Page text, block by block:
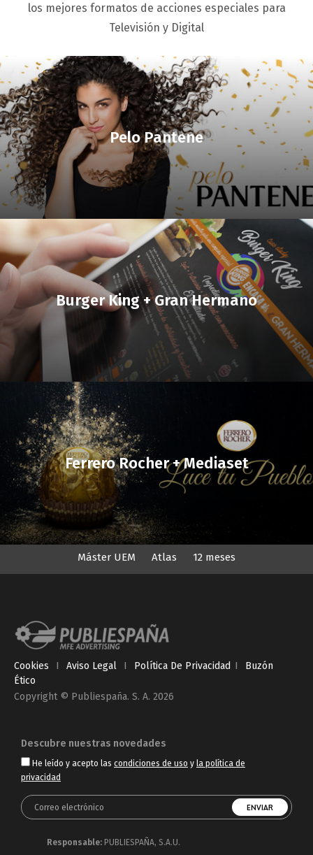
los mejores formatos de acciones especiales para
Televisión y Digital
Pelo Pantene
Burger King + Gran Hermano
Ferrero Rocher + Mediaset
Máster UEM Atlas 12 meses
Cookies I Aviso Legal I Política De Privacidad I
Buzón
Ético
Copyright © Publiespaña. S. A. 2026
Descubre nuestras novedades
He leído y acepto las condiciones de uso y la política de
privacidad
Responsable: PUBLIESPAÑA, S.A.U.